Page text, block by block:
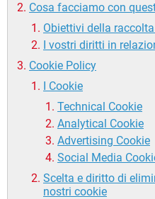
Cosa facciamo con
Obiettivi della
I vostri diritti in
Cookie Policy
I Cookie
Technical Cookie
Analytical Cookie
Advertising Cookie
Social Media
Scelta e diritto di
nostri cookie